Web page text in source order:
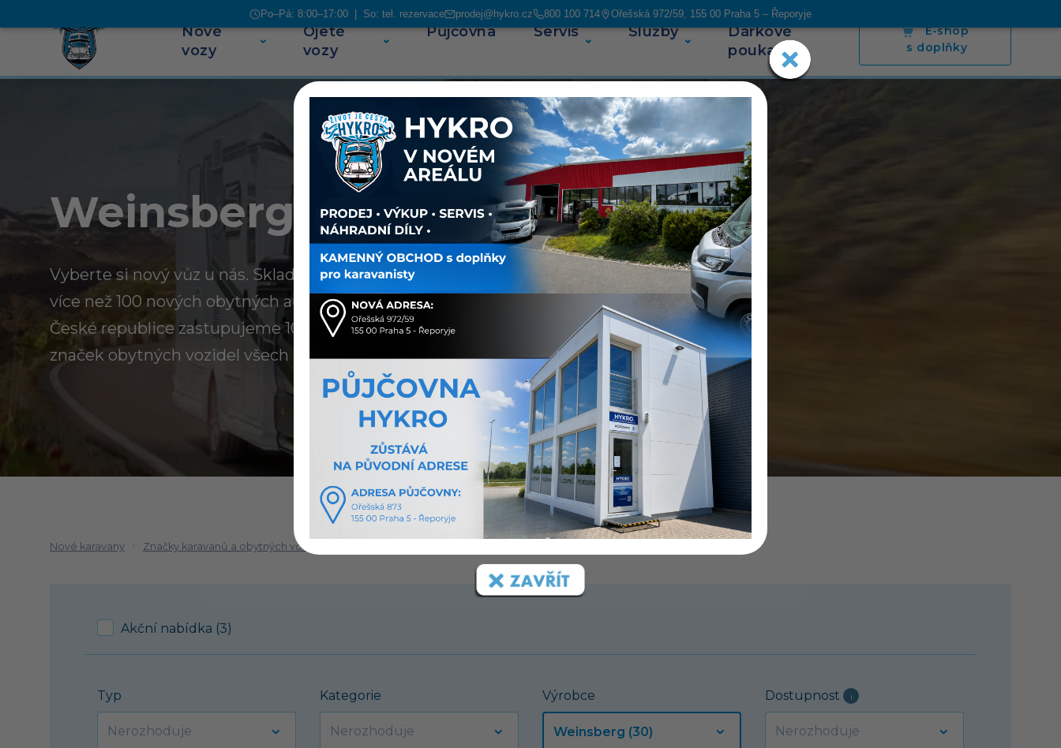
Po–Pá: 8:00–17:00 | So: tel. rezervace prodej@hykro.cz 800 100 714 Ořešská 972/59, 155 00 Praha 5 – Řeporyje
Přeskočit na obsah
Blog Napsali o nás Poradíme Kontakt
Nové
vozy
Ojeté
vozy
Půjčovna Servis Služby
Dárkové
poukazy
E-shop
s doplňky
Weinsberg
Vyberte si nový vůz u nás. Skladem u nás najdete
více než 100 nových obytných aut a karavanů. V
České republice zastupujeme 10 evropských
značek obytných vozidel všech kategorií.
Nové karavany Značky karavanů a obytných vozů
Akční nabídka (3)
Typ Kategorie Výrobce Dostupnost i